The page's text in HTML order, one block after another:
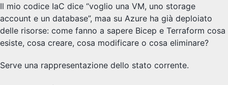
Il mio codice IaC dice “voglio una VM, uno storage
account e un database”, maa su Azure ha già deploiato
delle risorse: come fanno a sapere Bicep e Terraform cosa
esiste, cosa creare, cosa modificare o cosa eliminare?
Serve una rappresentazione dello stato corrente.